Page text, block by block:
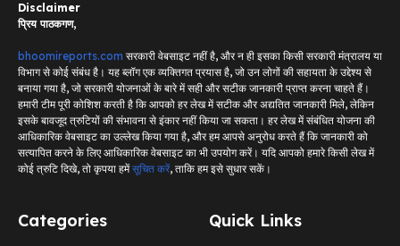
Disclaimer
प्रिय पाठकगण,
bhoomireports.com सरकारी वेबसाइट नहीं है, और न ही इसका किसी सरकारी मंत्रालय या
विभाग से कोई संबंध है। यह ब्लॉग एक व्यक्तिगत प्रयास है, जो उन लोगों की सहायता के उद्देश्य से
बनाया गया है, जो सरकारी योजनाओं के बारे में सही और सटीक जानकारी प्राप्त करना चाहते हैं।
हमारी टीम पूरी कोशिश करती है कि आपको हर लेख में सटीक और अद्यतित जानकारी मिले, लेकिन
इसके बावजूद त्रुटियों की संभावना से इंकार नहीं किया जा सकता। हर लेख में संबंधित योजना की
आधिकारिक वेबसाइट का उल्लेख किया गया है, और हम आपसे अनुरोध करते हैं कि जानकारी को
सत्यापित करने के लिए आधिकारिक वेबसाइट का भी उपयोग करें। यदि आपको हमारे किसी लेख में
कोई त्रुटि दिखे, तो कृपया हमेंसूचित करें, ताकि हम इसे सुधार सकें।
Categories Quick Links